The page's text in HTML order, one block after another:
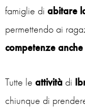
famiglie di abitare
permettendo ai
competenze
Tutte le attività di
chiunque di